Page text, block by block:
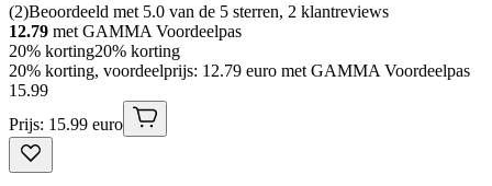
(2)Beoordeeld met 5.0 van de 5 sterren, 2 klantreviews
12.79 met GAMMA Voordeelpas
20% korting20% korting
20% korting, voordeelprijs: 12.79 euro met GAMMA Voordeelpas
15.99
Prijs: 15.99 euro